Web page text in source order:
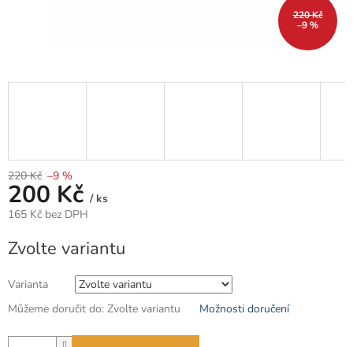
220 Kč
–9 %
220 Kč –9 %
200 Kč / ks
165 Kč bez DPH
cena:
Zvolte variantu
Varianta
Můžeme doručit do: Zvolte variantu Možnosti doručení